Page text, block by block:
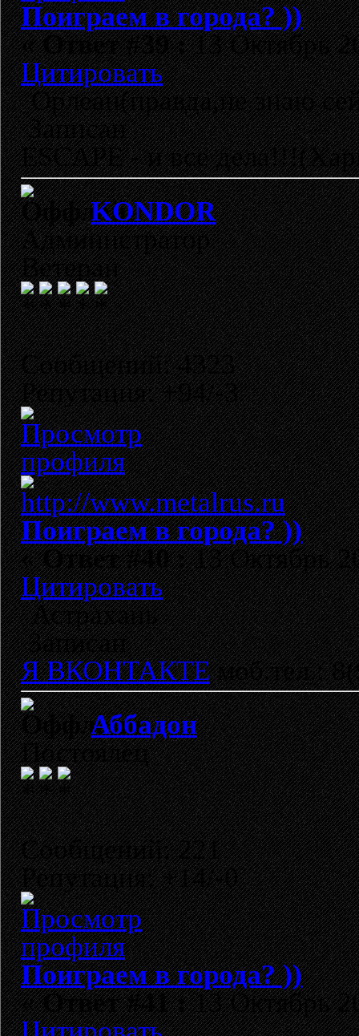
Поиграем в города? ))
«Ответ #39 :13 Октябрь
Цитировать
Орлеан(правда,не знаю
Записан
ESCAPE - и все
KONDOR
Администратор
Ветеран
Сообщений: 4323
Репутация: +94/-3
Поиграем в города? ))
«Ответ #40 :13 Октябрь
Цитировать
Астрахань
Записан
Я ВКОНТАКТЕмоб.тел.:
Аббадон
Постоялец
Сообщений: 221
Репутация: +14/-0
Поиграем в города? ))
«Ответ #41 :13 Октябрь